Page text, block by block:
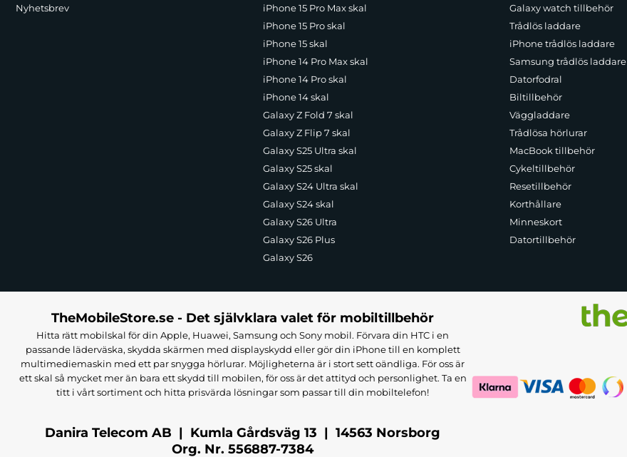
Nyhetsbrev
iPhone 15 Pro Max skal
iPhone 15 Pro skal
iPhone 15 skal
iPhone 14 Pro Max skal
iPhone 14 Pro skal
iPhone 14 skal
Galaxy Z Fold 7 skal
Galaxy Z Flip 7 skal
Galaxy S25 Ultra skal
Galaxy S25 skal
Galaxy S24 Ultra skal
Galaxy S24 skal
Galaxy S26 Ultra
Galaxy S26 Plus
Galaxy S26
Galaxy watch tillbehör
Trådlös laddare
iPhone trådlös laddare
Samsung trådlös laddare
Datorfodral
Biltillbehör
Väggladdare
Trådlösa hörlurar
MacBook tillbehör
Cykeltillbehör
Resetillbehör
Korthållare
Minneskort
Datortillbehör
TheMobileStore.se - Det självklara valet för mobiltillbehör
Hitta rätt mobilskal för din Apple, Huawei, Samsung och Sony mobil. Förvara din HTC i en
passande läderväska, skydda skärmen med displayskydd eller gör din iPhone till en komplett
multimediemaskin med ett par snygga hörlurar. Möjligheterna är i stort sett oändliga. För oss är
ett skal så mycket mer än bara ett skydd till mobilen, för oss är det attityd och personlighet. Ta en
titt i vårt sortiment och hitta prisvärda lösningar som passar till din mobiltelefon!
Danira Telecom AB | Kumla Gårdsväg 13 | 14563 Norsborg
Org. Nr. 556887-7384